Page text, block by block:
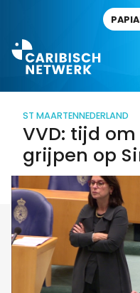
ST MAARTENNEDERLAND
VVD: tijd
grijpen op